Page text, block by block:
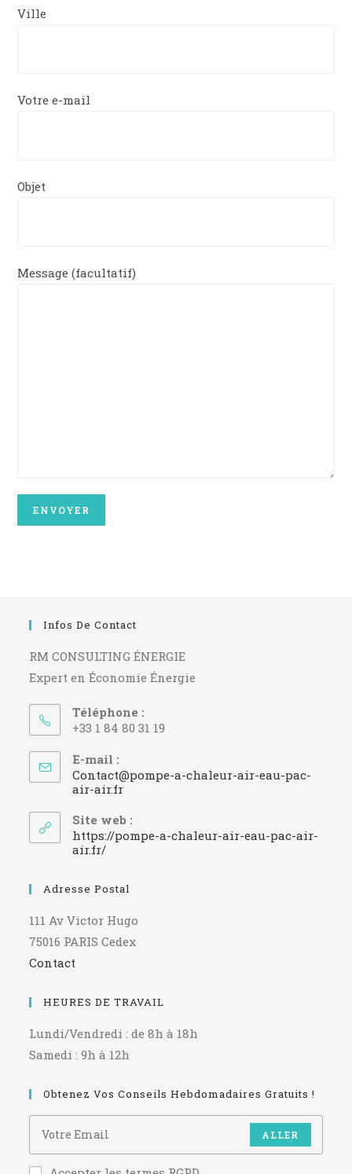
Ville
Votre e-mail
Objet
Message (facultatif)
Infos De Contact
RM CONSULTING ÉNERGIE
Expert en Économie Énergie
Téléphone :
+33 1 84 80 31 19
E-mail :
Contact@pompe-a-chaleur-air-eau-pac-
air-air.frS’ouvre
votre
application
Site web :
https://pompe-a-chaleur-air-eau-pac-air-
air.fr/
Adresse Postal
111 Av Victor Hugo
75016 PARIS Cedex
Contact
HEURES DE TRAVAIL
Lundi/Vendredi : de 8h à 18h
Samedi : 9h à 12h
Obtenez Vos Conseils Hebdomadaires Gratuits !
ALLER